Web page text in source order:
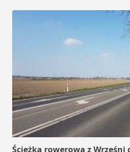
Ścieżka rowerowa z Wrześni